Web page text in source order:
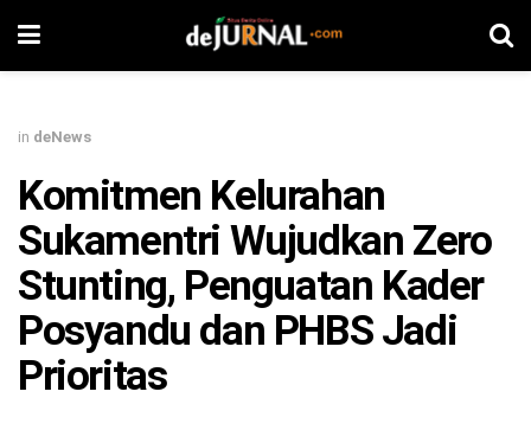
in deNews
Komitmen Kelurahan
Sukamentri Wujudkan Zero
Stunting, Penguatan Kader
Posyandu dan PHBS Jadi
Prioritas